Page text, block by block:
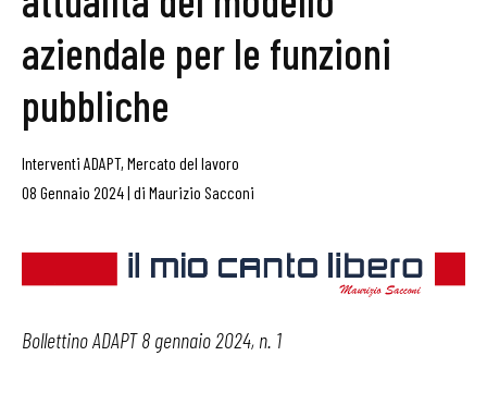
aziendale per le funzioni
pubbliche
Interventi ADAPT, Mercato del lavoro
08 Gennaio 2024| di Maurizio Sacconi
Bollettino ADAPT 8 gennaio 2024, n. 1